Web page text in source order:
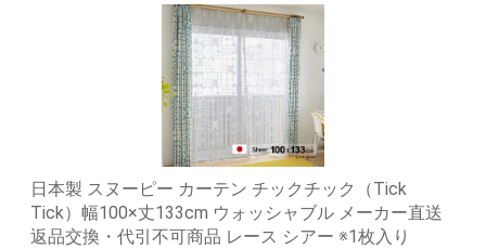
日本製 スヌーピー カーテン チックチック（Tick
Tick）幅100×丈133cm ウォッシャブル メーカー直送
返品交換・代引不可商品 レース シアー ※1枚入り